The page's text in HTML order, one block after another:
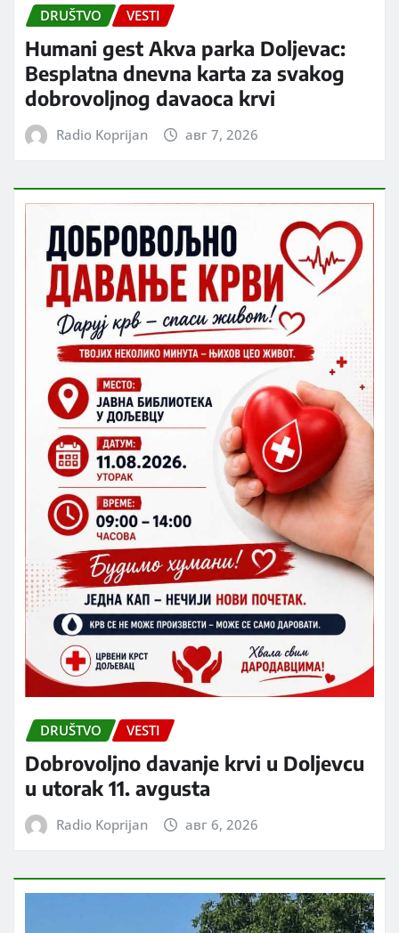
DRUŠTVO VESTI
Humani gest Akva parka Doljevac:
Besplatna dnevna karta za svakog
dobrovoljnog davaoca krvi
Radio Koprijan авг 7, 2026
DRUŠTVO VESTI
Dobrovoljno davanje krvi u Doljevcu
u utorak 11. avgusta
Radio Koprijan авг 6, 2026